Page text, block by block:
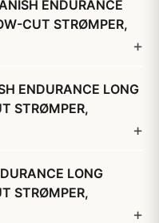
ENDURANCE
CUT STRØMPER,
ENDURANCE LONG
STRØMPER,
LONG
STRØMPER,